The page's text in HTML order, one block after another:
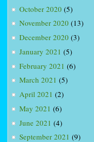
October 2020 (5)
November 2020 (13)
December 2020 (3)
January 2021 (5)
February 2021 (6)
March 2021 (5)
April 2021 (2)
May 2021 (6)
June 2021 (4)
September 2021 (9)